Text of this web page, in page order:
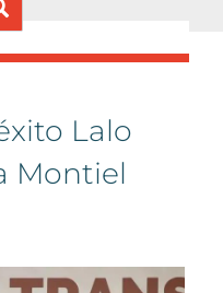
Lalo
Montiel